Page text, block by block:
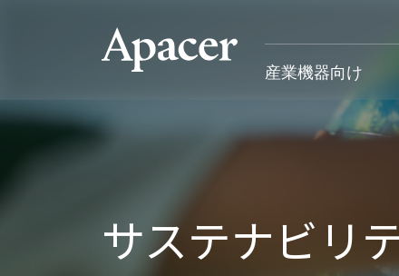
産業機器向け
SSD
個人向け
Gaming Product 個人向け
サステナビリ